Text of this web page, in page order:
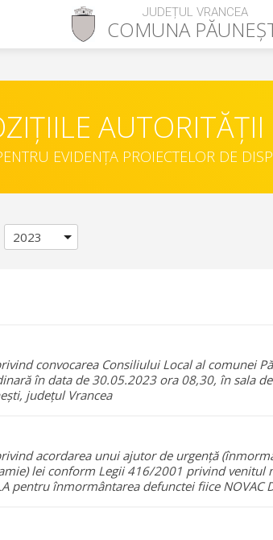
JUDEȚUL VRANCEA
COMUNA
AUTORITĂȚII
EVIDENȚA PROIECTELOR DE
convocarea Consiliului Local al comunei
în data de 30.05.2023 ora 08,30, în sala
județul Vrancea
acordarea unui ajutor de urgență
lei conform Legii 416/2001 privind venitul
pentru înmormântarea defunctei fiice NOVAC